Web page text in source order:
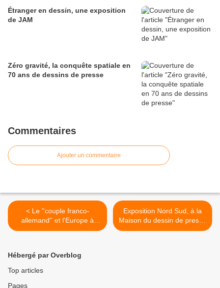
Étranger en dessin, une exposition
de JAM
Zéro gravité, la conquête spatiale en
70 ans de dessins de presse
Commentaires
Ajouter un commentaire
< Le ''couple franco-
allemand'' et l’Europe à
travers la caricature (1945-
Exposition Nord Sud, à la
Maison du dessin de presse
de Morges (Suisse) >
Hébergé par Overblog
Top articles
Pages